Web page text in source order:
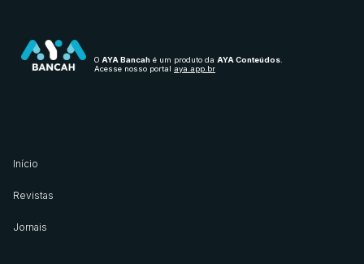
O AYA Bancah é um produto da AYA Conteúdos
Acesse nosso portal aya.app.br
Início
Revistas
Jornais